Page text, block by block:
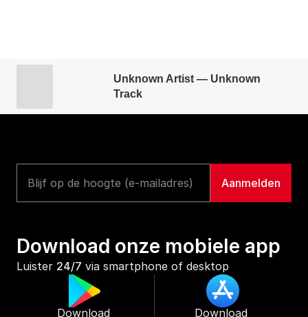
Unknown Artist — Unknown
Track
Download onze mobiele app
Luister 24/7 via smartphone of desktop
Download Download